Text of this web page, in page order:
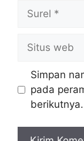
web
Simpan
pada
berikutnya.